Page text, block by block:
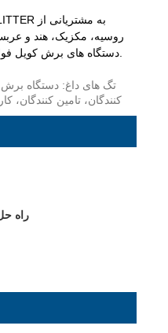
روسیه، مکزیک، هند و
تگ های داغ: دستگاه برش
کنندگان، تامین کنندگان،
راه